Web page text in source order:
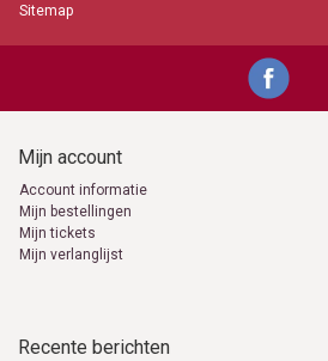
Sitemap
Mijn account
Account informatie
Mijn bestellingen
Mijn tickets
Mijn verlanglijst
Recente berichten